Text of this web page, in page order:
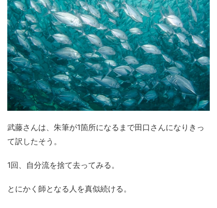
武藤さんは、朱筆が1箇所になるまで田口さんになりきっ
て訳したそう。
1回、自分流を捨て去ってみる。
とにかく師となる人を真似続ける。